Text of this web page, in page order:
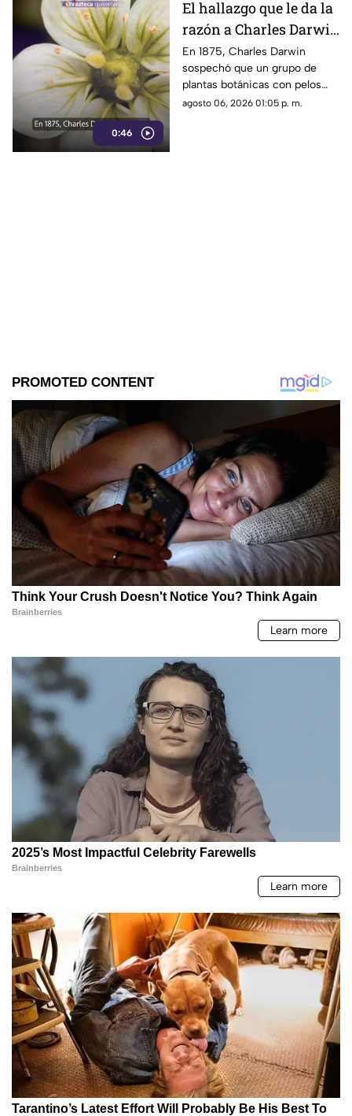
0:46
El hallazgo que le da la
razón a Charles Darwin
siglo y medio más
tarde: hallan rara
planta carnívora
En 1875, Charles Darwin
sospechó que un grupo de
plantas botánicas con pelos
pegajosos alimentaba su
agosto 06, 2026 01:05 p. m.